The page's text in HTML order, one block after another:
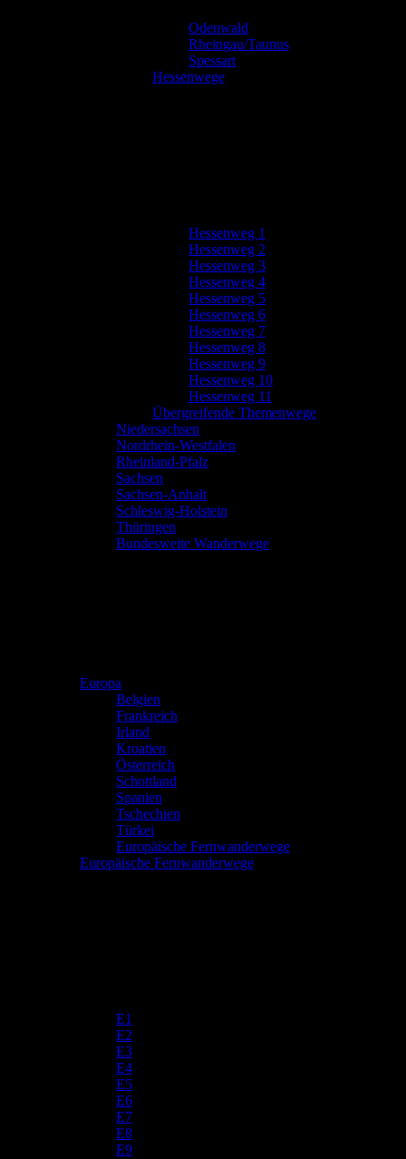
Odenwald
Rheingau/Taunus
Spessart
Hessenwege
Hessenweg 1
Hessenweg 2
Hessenweg 3
Hessenweg 4
Hessenweg 5
Hessenweg 6
Hessenweg 7
Hessenweg 8
Hessenweg 9
Hessenweg 10
Hessenweg 11
Übergreifende Themenwege
Niedersachsen
Nordrhein-Westfalen
Rheinland-Pfalz
Sachsen
Sachsen-Anhalt
Schleswig-Holstein
Thüringen
Bundesweite Wanderwege
Europa
Belgien
Frankreich
Irland
Kroatien
Österreich
Schottland
Spanien
Tschechien
Türkei
Europäische Fernwanderwege
Europäische Fernwanderwege
E1
E2
E3
E4
E5
E6
E7
E8
E9